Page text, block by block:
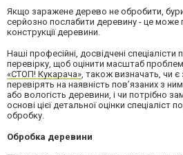
Якщо заражене дерево не обробити,
серйозно послабити деревину - це може
конструкції деревини.
Наші професійні, досвідчені
перевірку, щоб оцінити масштаб
«СТОП! Кукарача» , також визначать, чи
перевірять на наявність пов’язаних з
або вологість деревини, і чи потрібно
основі цієї детальної оцінки спеціаліст
обробку.
Обробка деревини